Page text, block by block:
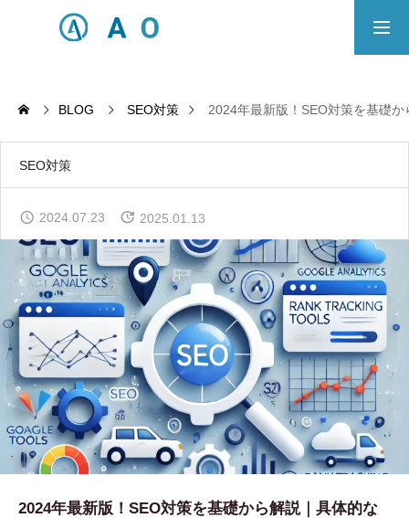
ECサイト制作対応エリア
Principle
あっ！と おどろく、みらいをつくる。
SERVICE
事業概要
COMPANY
会社概要
WORKS
制作実績
CONTACT
BLOG SEO対策 2024年最新版！SEO対策を基礎
SEO対策
2024.07.23 2025.01.13
2024年最新版！SEO対策を基礎から解説｜具体的な